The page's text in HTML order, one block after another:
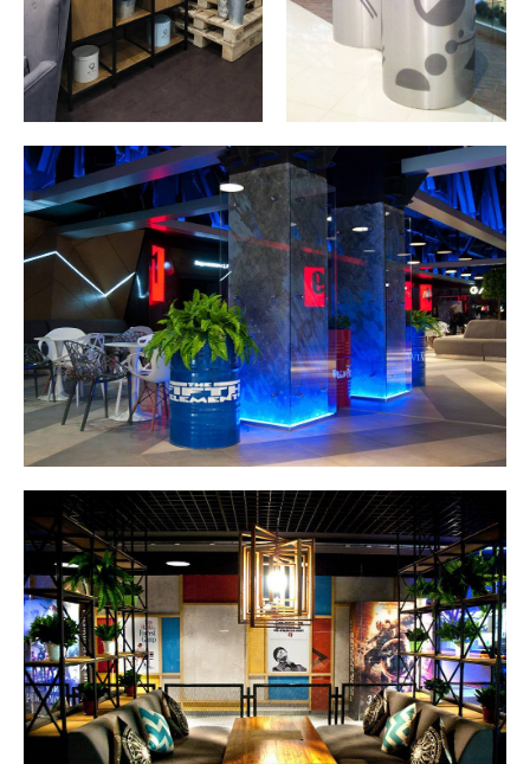
Офисы:
г. Иркутск, ул. Терешковой, 21, офис 38
г. Иркутск, ул. Чехова, 2, павильон 206
Производственный цех:
г. Иркутск, ул. Крымская, 30
+7 (902) 515-03-22
reklama@zepp.ru